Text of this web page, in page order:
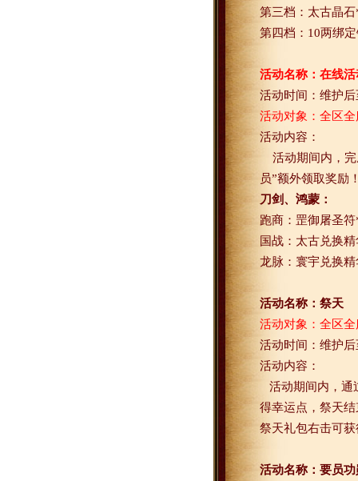
第三档：太古晶石
第四档： 10两绑
活动名称：在线
活动时间：维护后
活动对象：全区全
活动内容：
活动期间内，
员”额外领取奖励
刀剑、鸿蒙：
跑商：罡御屠圣符
国战：太古兑换精
龙脉：寰宇兑换精
活动名称：祭天
活动对象：全区全
活动时间：维护后
活动内容：
活动期间内，通
得幸运点，祭天
祭天礼包右击可
活动名称：要员